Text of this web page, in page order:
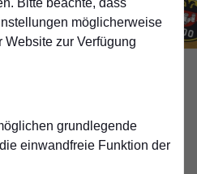
Bitte beachte, dass
möglicherweise
zur Verfügung
grundlegende
einwandfreie Funktion der
und